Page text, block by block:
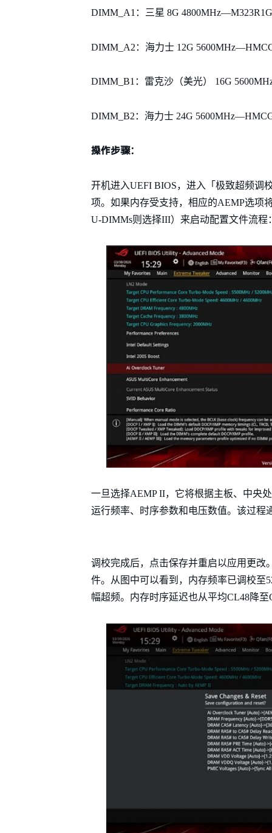
DIMM_A1：三星 8G
DIMM_A2：海力士 12G
DIMM_B1：雷克沙（美光） 16G
DIMM_B2：海力士 24G
操作步骤：
开机进入UEFI BIOS，进入「极致超频调
项。如果内存受支持，相应的AEMP选项
U-DIMMs则选择III）来启动配置文件流程
一旦选择AEMP II，它将根据主板、中央
运行频率、时序参数和电压数值。该过程
调校完成后，点击保存并重启以应用更改
件。从图中可以看到，内存频率已调校至
幅超频。内存时序延迟也从平均CL48降至